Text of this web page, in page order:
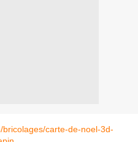
carte-de-noel-3d-